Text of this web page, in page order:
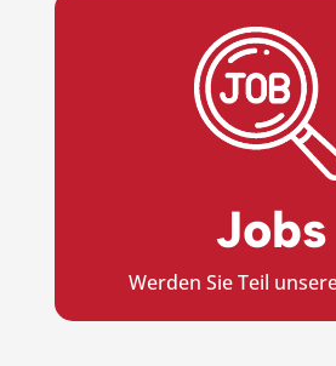
Jobs
Werden Sie Teil